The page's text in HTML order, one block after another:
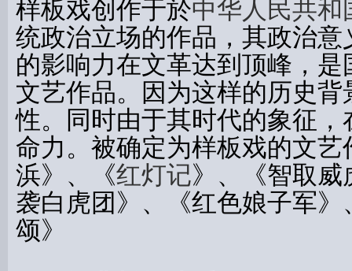
样板戏创作于於中华人民共和
统政治立场的作品，其政治
的影响力在文革达到顶峰，
文艺作品。因为这样的历史
性。同时由于其时代的象征
命力。被确定为样板戏的文
浜》、《红灯记》、《智取
袭白虎团》、《红色娘子军》
颂》